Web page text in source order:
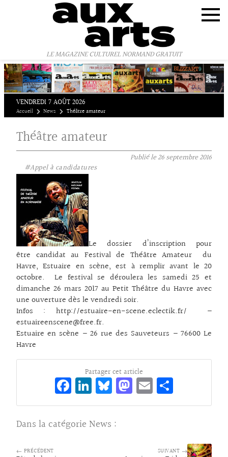
LE MAGAZINE CULTUREL NORMAND GRATUIT
VENDREDI 7 AOÛT 2026
Accueil News Théâtre amateur
Théâtre amateur
Publié le26 septembre 2016
#Appel à candidatures
Le dossier d’inscription pour
être candidat au Festival de Théâtre Amateur du
Havre, Estuaire en scène, est à remplir avant le 20
octobre. Le festival se déroulera les samedi 25 et
dimanche 26 mars 2017 au Petit Théâtre du Havre avec
une ouverture dès le vendredi soir.
Infos : http://estuaire-en-scene.eclectik.fr/ –
estuaireenscene@free.fr.
Estuaire en scène – 26 rue des Sauveteurs – 76600 Le
Havre
Partager cet article
Fa
ce
bo
o
Li
n
ke
dI
Bl
ue
sk
M
as
o
E
m rt
Dans la catégorie News :
← PRÉCÉDENT SUIVANT →
Panneau de gestion des cookies